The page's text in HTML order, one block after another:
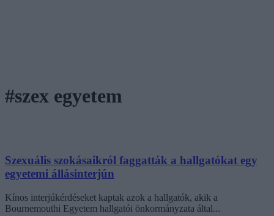
#szex egyetem
Szexuális szokásaikról faggatták a hallgatókat egy
egyetemi állásinterjún
Kínos interjúkérdéseket kaptak azok a hallgatók, akik a
Bournemouthi Egyetem hallgatói önkormányzata által...